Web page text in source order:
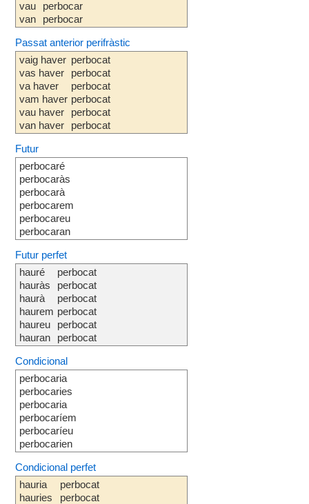
vau
van
perbocar
perbocar
Passat anterior perifràstic
vaig haver
vas haver
va haver
vam haver
vau haver
van haver
perbocat
perbocat
perbocat
perbocat
perbocat
perbocat
Futur
perbocaré
perbocaràs
perbocarà
perbocarem
perbocareu
perbocaran
Futur perfet
hauré
hauràs
haurà
haurem
haureu
hauran
perbocat
perbocat
perbocat
perbocat
perbocat
perbocat
Condicional
perbocaria
perbocaries
perbocaria
perbocaríem
perbocaríeu
perbocarien
Condicional perfet
hauria
hauries
perbocat
perbocat